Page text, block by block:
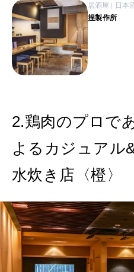
居酒屋 日本
捏製作所
2.鶏肉のプロで
よるカジュアル
水炊き店〈橙〉